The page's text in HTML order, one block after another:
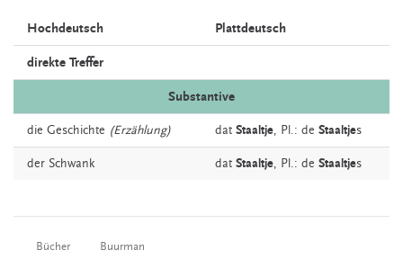
Hochdeutsch Plattdeutsch
direkte Treffer
Substantive
die Geschichte (Erzählung) dat Staaltje, Pl.: de Staaltjes
der Schwank dat Staaltje, Pl.: de Staaltjes
Bücher Buurman